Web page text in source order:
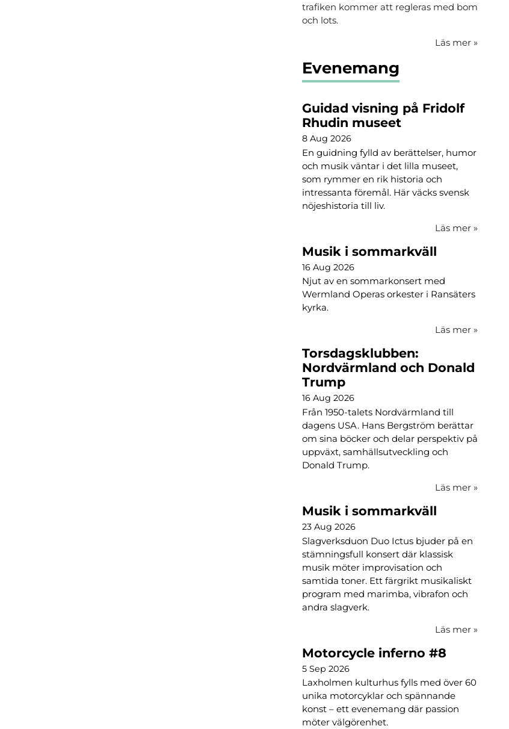
trafiken kommer att regleras med bom
och lots.
Läs mer »
Evenemang
Guidad visning på Fridolf
Rhudin museet
8 Aug 2026
En guidning fylld av berättelser, humor
och musik väntar i det lilla museet,
som rymmer en rik historia och
intressanta föremål. Här väcks svensk
nöjeshistoria till liv.
Läs mer »
Musik i sommarkväll
16 Aug 2026
Njut av en sommarkonsert med
Wermland Operas orkester i Ransäters
kyrka.
Läs mer »
Torsdagsklubben:
Nordvärmland och Donald
Trump
16 Aug 2026
Från 1950-talets Nordvärmland till
dagens USA. Hans Bergström berättar
om sina böcker och delar perspektiv på
uppväxt, samhällsutveckling och
Donald Trump.
Läs mer »
Musik i sommarkväll
23 Aug 2026
Slagverksduon Duo Ictus bjuder på en
stämningsfull konsert där klassisk
musik möter improvisation och
samtida toner. Ett färgrikt musikaliskt
program med marimba, vibrafon och
andra slagverk.
Läs mer »
Motorcycle inferno #8
5 Sep 2026
Laxholmen kulturhus fylls med över 60
unika motorcyklar och spännande
konst – ett evenemang där passion
möter välgörenhet.